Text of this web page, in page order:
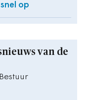
op
van de